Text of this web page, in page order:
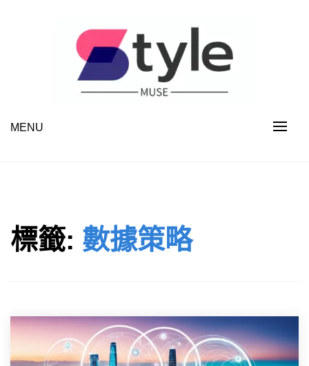
STYLE MUSE
MENU
標籤: 數據策略